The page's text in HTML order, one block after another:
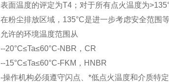
表面温度的评定为T4；对于所有点火温度为
在粉尘排放区域，135°C是进一步考虑安全范围
允许的环境温度范围从
--20°C≤Ta≤60°C-NBR，CR
--15°C≤Ta≤60°C-FKM，HNBR
-操作机构必须遵守闪点、*低点火温度和介质特定